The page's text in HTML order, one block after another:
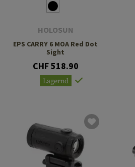
HOLOSUN
EPS CARRY 6 MOA Red Dot
Sight
CHF 518.90
Lagernd